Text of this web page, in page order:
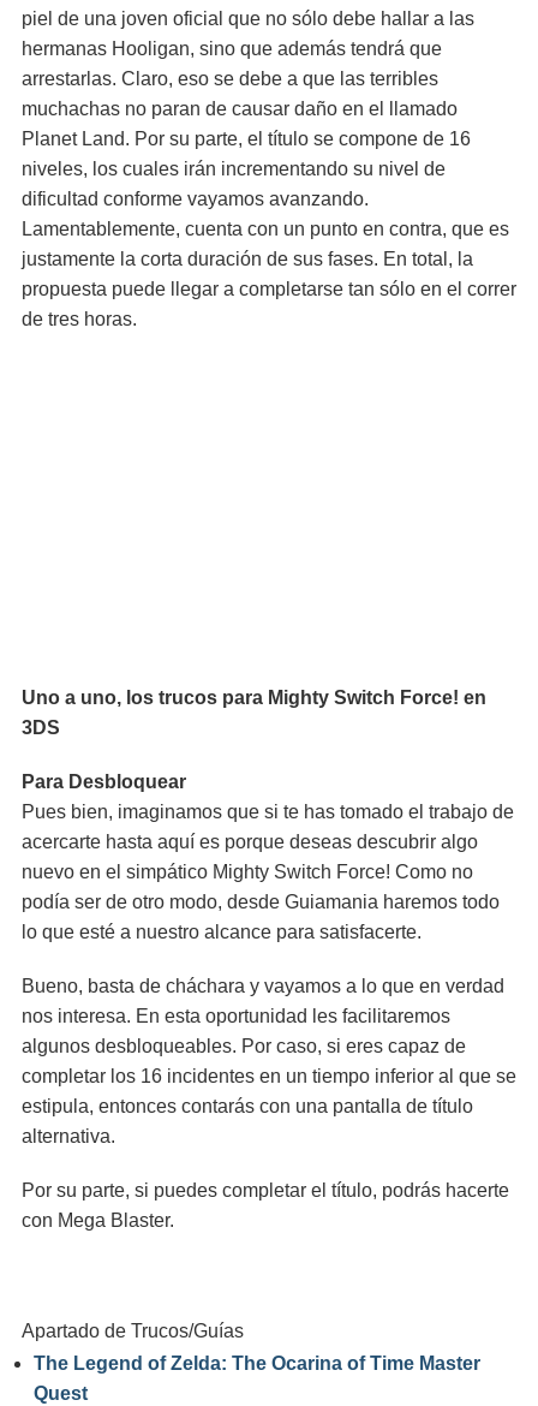
piel de una joven oficial que no sólo debe hallar a las
hermanas Hooligan, sino que además tendrá que
arrestarlas. Claro, eso se debe a que las terribles
muchachas no paran de causar daño en el llamado
Planet Land. Por su parte, el título se compone de 16
niveles, los cuales irán incrementando su nivel de
dificultad conforme vayamos avanzando.
Lamentablemente, cuenta con un punto en contra, que es
justamente la corta duración de sus fases. En total, la
propuesta puede llegar a completarse tan sólo en el correr
de tres horas.
Uno a uno, los trucos para Mighty Switch Force! en
3DS
Para Desbloquear
Pues bien, imaginamos que si te has tomado el trabajo de
acercarte hasta aquí es porque deseas descubrir algo
nuevo en el simpático Mighty Switch Force! Como no
podía ser de otro modo, desde Guiamania haremos todo
lo que esté a nuestro alcance para satisfacerte.
Bueno, basta de cháchara y vayamos a lo que en verdad
nos interesa. En esta oportunidad les facilitaremos
algunos desbloqueables. Por caso, si eres capaz de
completar los 16 incidentes en un tiempo inferior al que se
estipula, entonces contarás con una pantalla de título
alternativa.
Por su parte, si puedes completar el título, podrás hacerte
con Mega Blaster.
Apartado de Trucos/Guías
The Legend of Zelda: The Ocarina of Time Master
Quest